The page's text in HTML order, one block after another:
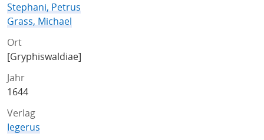
Stephani, Petrus
Grass, Michael
Ort
[Gryphiswaldiae]
Jahr
1644
Verlag
Iegerus